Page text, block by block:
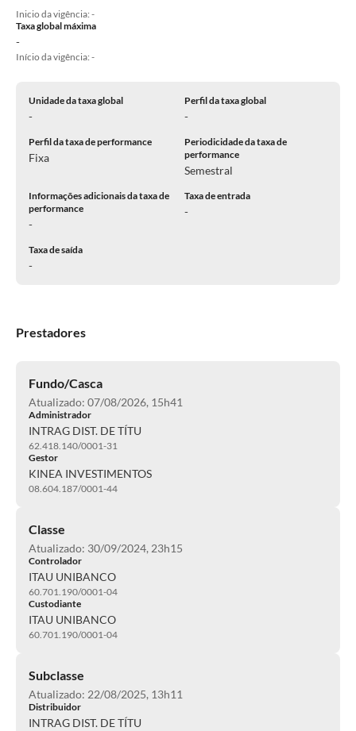
Inicio da vigência: -
Taxa global máxima
-
Início da vigência: -
Unidade da taxa global
-
Perfil da taxa global
-
Perfil da taxa de performance
Fixa
Periodicidade da taxa de
performance
Semestral
Informações adicionais da taxa de
performance
-
Taxa de entrada
-
Taxa de saída
-
Prestadores
Fundo/Casca
Atualizado: 07/08/2026, 15h41
Administrador
INTRAG DIST. DE TÍTU
62.418.140/0001-31
Gestor
KINEA INVESTIMENTOS
08.604.187/0001-44
Classe
Atualizado: 30/09/2024, 23h15
Controlador
ITAU UNIBANCO
60.701.190/0001-04
Custodiante
ITAU UNIBANCO
60.701.190/0001-04
Subclasse
Atualizado: 22/08/2025, 13h11
Distribuidor
INTRAG DIST. DE TÍTU